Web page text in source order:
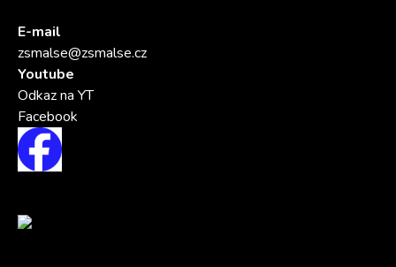
E-mail
zsmalse@zsmalse.cz
Youtube
Odkaz na YT
Facebook